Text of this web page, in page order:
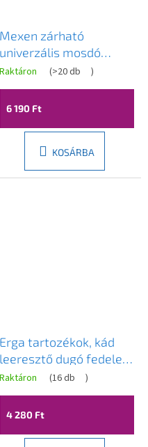
Mexen zárható
univerzális mosdó
lefolyó kör, ClickClack,
króm, 79930-00
Raktáron (>20 db )
6 190 Ft
KOSÁRBA
Erga tartozékok, kád
leeresztő dugó fedele,
arany fényes, ERG-ND-
7900-GD
Raktáron (16 db )
4 280 Ft